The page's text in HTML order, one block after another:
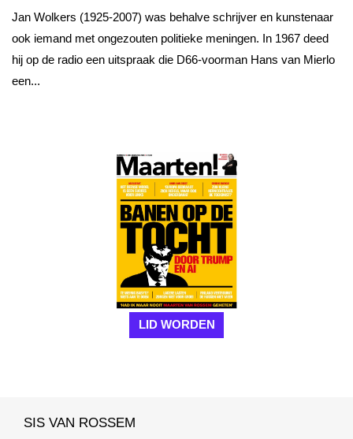
Jan Wolkers (1925-2007) was behalve schrijver en kunstenaar
ook iemand met ongezouten politieke meningen. In 1967 deed
hij op de radio een uitspraak die D66-voorman Hans van Mierlo
een...
LID WORDEN
SIS VAN ROSSEM